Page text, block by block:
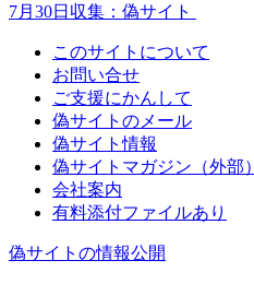
7月30日収集：偽サイト
このサイトについて
お問い合せ
ご支援にかんして
偽サイトのメール
偽サイト情報
偽サイトマガジン（外部）
会社案内
有料添付ファイルあり
偽サイトの情報公開